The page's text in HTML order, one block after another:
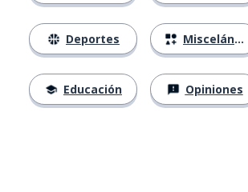
Deportes
Educación
Misceláneo
Opiniones